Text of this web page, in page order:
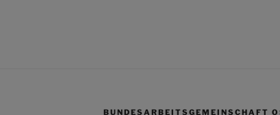
BUNDESARBEITSGEMEINSCHAFT